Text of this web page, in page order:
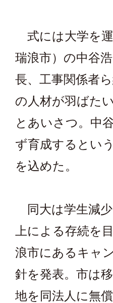
式には大学を
瑞浪市）の中谷
長、工事関係者
の人材が羽ばた
とあいさつ。中
ず育成するとい
を込めた。
同大は学生減
上による存続を
浪市にあるキャ
針を発表。市は
地を同法人に無